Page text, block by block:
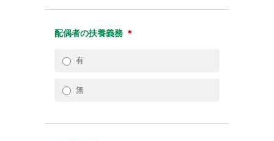
配偶者の扶養義務 ＊
有
無